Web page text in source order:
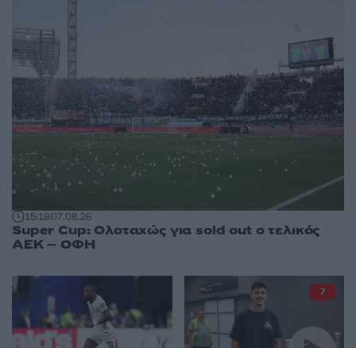
15:1907.08.26
Super Cup: Ολοταχώς για sold out ο τελικός
ΑΕΚ – ΟΦΗ
7